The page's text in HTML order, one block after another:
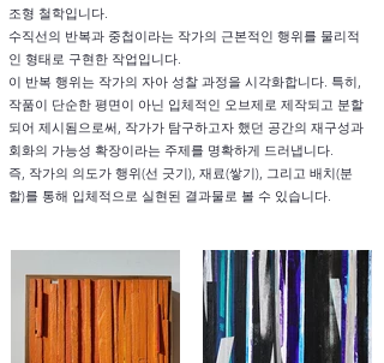
조형 철학입니다.
수직선의 반복과 중첩이라는 작가의 근본적인 행위를 물리적
인 형태로 구현한 작업입니다.
이 반복 행위는 작가의 자아 성찰 과정을 시각화합니다. 특히,
작품이 단순한 평면이 아닌 입체적인 오브제로 제작되고 분할
되어 제시됨으로써, 작가가 탐구하고자 했던 공간의 재구성과
회화의 가능성 확장이라는 주제를 명확하게 드러냅니다.
즉, 작가의 의도가 행위(선 긋기), 재료(쌓기), 그리고 배치(분
할)를 통해 입체적으로 실현된 결과물로 볼 수 있습니다.